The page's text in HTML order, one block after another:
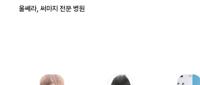
울쎄라, 써마지 전문 병원